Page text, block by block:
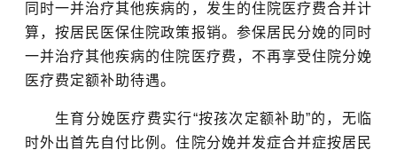
同时一并治疗其他疾病的，发生的住院医疗费合并计
算，按居民医保住院政策报销。参保居民分娩的同时
一并治疗其他疾病的住院医疗费，不再享受住院分娩
医疗费定额补助待遇。
生育分娩医疗费实行“按孩次定额补助”的，无临
时外出首先自付比例。住院分娩并发症合并症按居民